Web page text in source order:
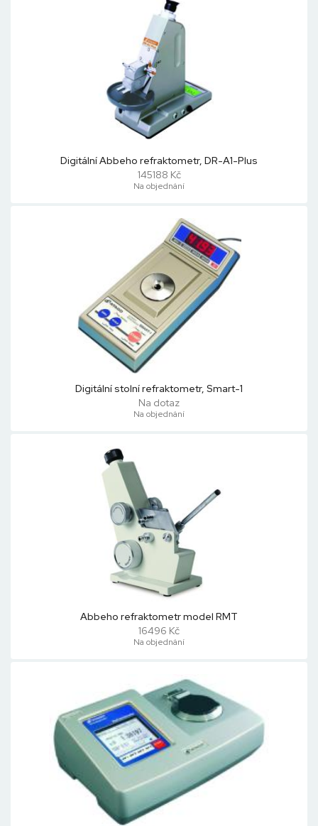
Digitální Abbeho refraktometr, DR-A1-Plus
145188 Kč
Na objednání
Digitální stolní refraktometr, Smart-1
Na dotaz
Na objednání
Abbeho refraktometr model RMT
16496 Kč
Na objednání